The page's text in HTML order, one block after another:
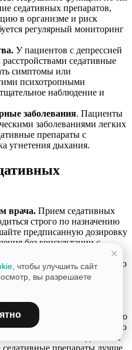
седативных препаратов,
в организме и риск
регулярный мониторинг
У пациентов с депрессией
седативные
симптомы или
психотропными
наблюдение и
заболевания. Пациенты
заболеваниями легких
препараты с
угнетения дыхания.
врача. Прием седативных
строго по назначению
предписанную дозировку
без консультации с
седативные препараты в то
в инструкции или
препараты для
Никогда не употребляйте
препаратами, так как это
действие на центральную
к опасным последствиям.
препараты лучше
, чтобы улучшить сайт
вы разрешаете
+